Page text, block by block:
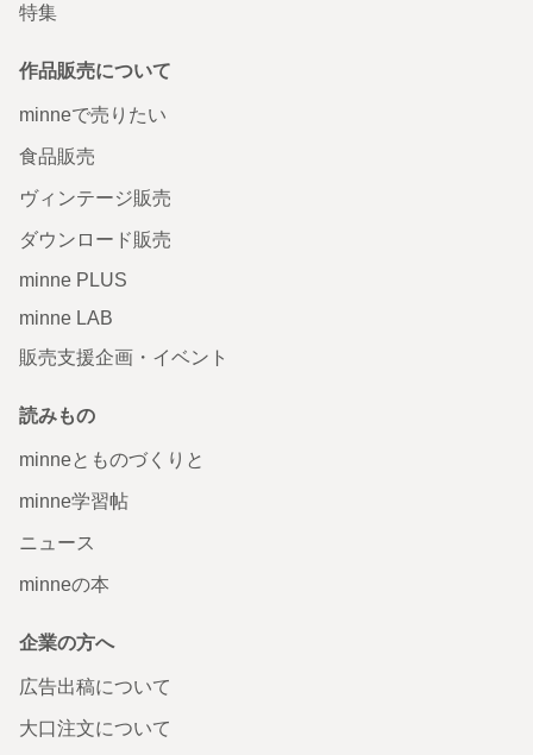
特集
作品販売について
minneで売りたい
食品販売
ヴィンテージ販売
ダウンロード販売
minne PLUS
minne LAB
販売支援企画・イベント
読みもの
minneとものづくりと
minne学習帖
ニュース
minneの本
企業の方へ
広告出稿について
大口注文について